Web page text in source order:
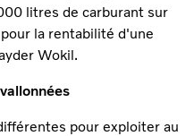
litres de carburant sur
la rentabilité d'une
Wokil.
pour exploiter au